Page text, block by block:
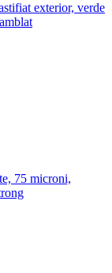
exterior, verde
75 microni,